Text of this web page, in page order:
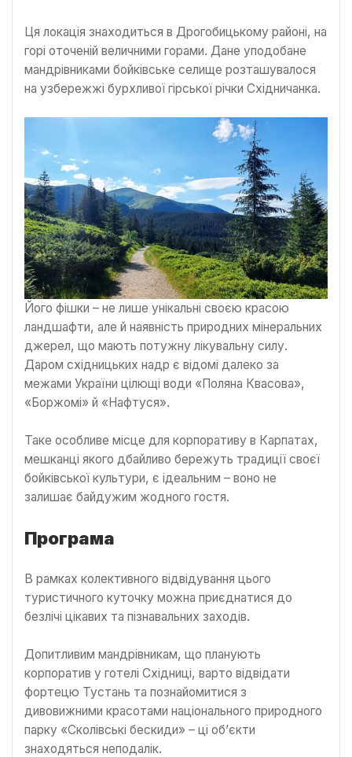
Ця локація знаходиться в Дрогобицькому районі, на
горі оточеній величними горами. Дане уподобане
мандрівниками бойківське селище розташувалося
на узбережжі бурхливої гірської річки Східничанка.
Його фішки – не лише унікальні своєю красою
ландшафти, але й наявність природних мінеральних
джерел, що мають потужну лікувальну силу.
Даром східницьких надр є відомі далеко за
межами України цілющі води «Поляна Квасова»,
«Боржомі» й «Нафтуся».
Таке особливе місце для корпоративу в Карпатах,
мешканці якого дбайливо бережуть традиції своєї
бойківської культури, є ідеальним – воно не
залишає байдужим жодного гостя.
Програма
В рамках колективного відвідування цього
туристичного куточку можна приєднатися до
безлічі цікавих та пізнавальних заходів.
Допитливим мандрівникам, що планують
корпоратив у готелі Східниці, варто відвідати
фортецю Тустань та познайомитися з
дивовижними красотами національного природного
парку «Сколівські бескиди» – ці об’єкти
знаходяться неподалік.